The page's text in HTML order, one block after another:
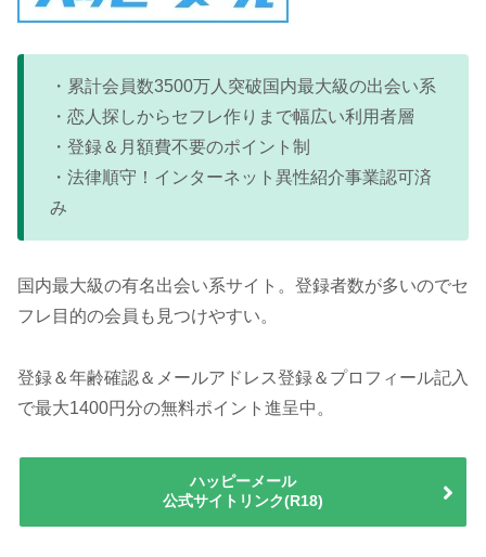
・累計会員数3500万人突破国内最大級の出会い系
・恋人探しからセフレ作りまで幅広い利用者層
・登録＆月額費不要のポイント制
・法律順守！インターネット異性紹介事業認可済
み
国内最大級の有名出会い系サイト。登録者数が多いのでセ
フレ目的の会員も見つけやすい。
登録＆年齢確認＆メールアドレス登録＆プロフィール記入
で最大1400円分の無料ポイント進呈中。
ハッピーメール
公式サイトリンク(R18)